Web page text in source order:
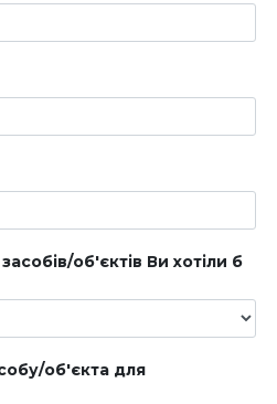
об'єктів Ви хотіли б
об'єкта для